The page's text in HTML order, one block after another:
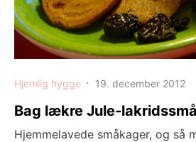
Hjemlig hygge 19. december 2012
Bag lækre Jule-
Hjemmelavede småkager, og så